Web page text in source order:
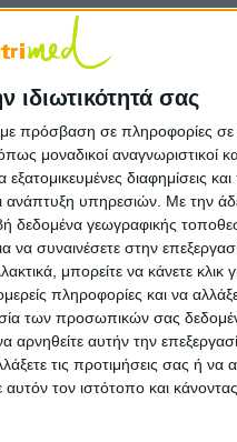
ιδιωτικότητά σας
πρόσβαση σε πληροφορίες
μοναδικοί αναγνωριστικοί
διαφημίσεις
ανάπτυξη υπηρεσιών. Με την
δεδομένα γεωγραφικής
συναινέσετε στην
μπορείτε να κάνετε κλικ
πληροφορίες και να
των προσωπικών σας
αρνηθείτε αυτήν την
τις προτιμήσεις σας ή να
τον ιστότοπο και
του εντέρου
ιδιότητες του καφέ